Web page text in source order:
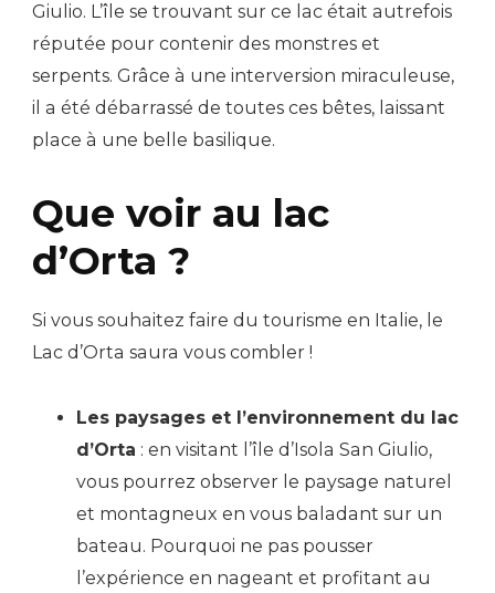
Giulio. L’île se trouvant sur ce lac était autrefois
réputée pour contenir des monstres et
serpents. Grâce à une interversion miraculeuse,
il a été débarrassé de toutes ces bêtes, laissant
place à une belle basilique.
Que voir au lac
d’Orta ?
Si vous souhaitez faire du tourisme en Italie, le
Lac d’Orta saura vous combler !
Les paysages et l’environnement du lac
d’Orta : en visitant l’île d’Isola San Giulio,
vous pourrez observer le paysage naturel
et montagneux en vous baladant sur un
bateau. Pourquoi ne pas pousser
l’expérience en nageant et profitant au